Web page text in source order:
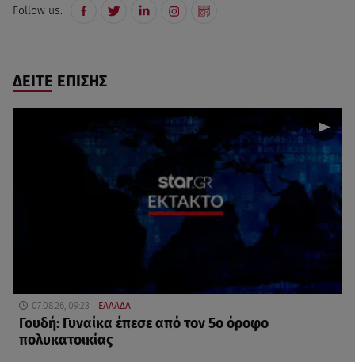
Follow us:
ΔΕΙΤΕ ΕΠΙΣΗΣ
07.08.26, 09:23 ΕΛΛΑΔΑ
Γουδή: Γυναίκα έπεσε από τον 5ο όροφο
πολυκατοικίας